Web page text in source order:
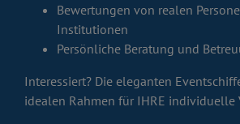
Bewertungen von realen
Institutionen
Persönliche Beratung und
Interessiert? Die eleganten
idealen Rahmen für IHRE individuelle